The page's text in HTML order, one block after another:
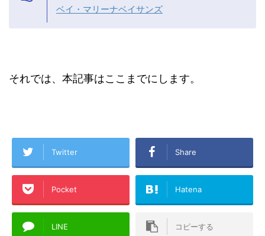
ベイ・マリーナベイサンズ
それでは、本記事はここまでにします。
Twitter Share
Pocket Hatena
LINE コピーする